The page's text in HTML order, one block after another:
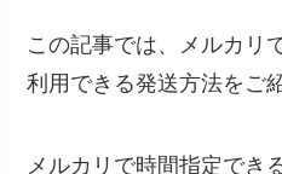
この記事では、メルカリ
利用できる発送方法をご
メルカリで時間指定でき